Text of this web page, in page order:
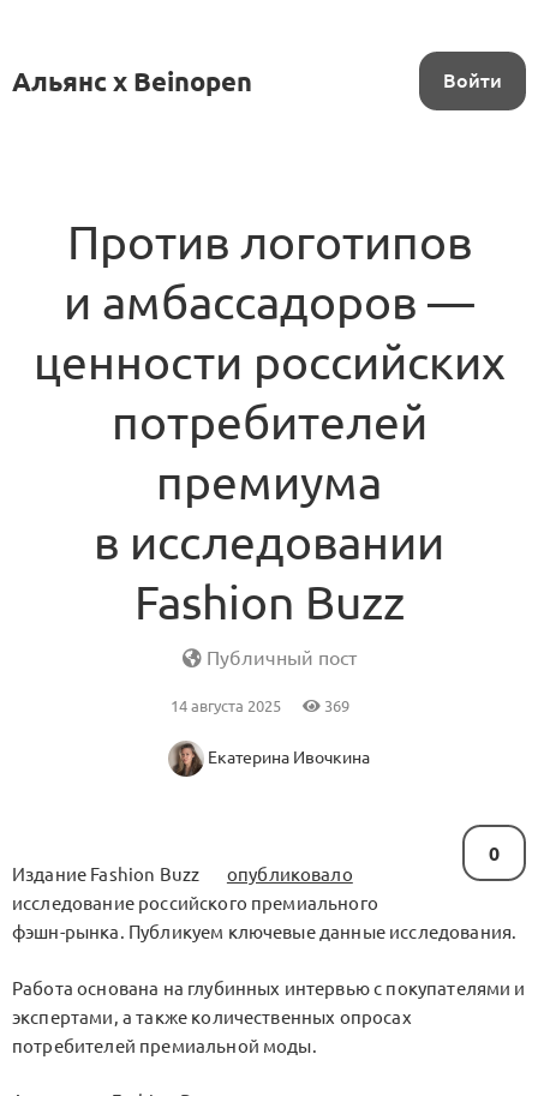
Альянс x Beinopen Войти
Против логотипов
и амбассадоров —
ценности российских
потребителей
премиума
в исследовании
Fashion Buzz
Публичный пост
14 августа 2025 369
Екатерина Ивочкина
0
Издание Fashion Buzz
опубликовало
исследование российского премиального
фэшн-рынка. Публикуем ключевые данные исследования.
Работа основана на глубинных интервью с покупателями и
экспертами, а также количественных опросах
потребителей премиальной моды.